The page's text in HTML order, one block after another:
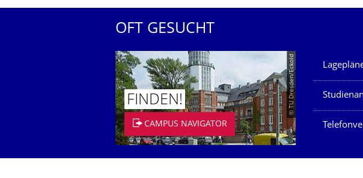
OFT GESUCHT
© TU Dresden/Eckold
FINDEN!
CAMPUS NAVIGATOR